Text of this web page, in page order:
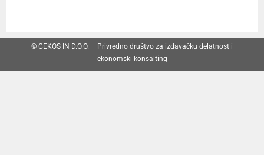
© CEKOS IN D.O.O. – Privredno društvo za izdavačku delatnost i
ekonomski konsalting